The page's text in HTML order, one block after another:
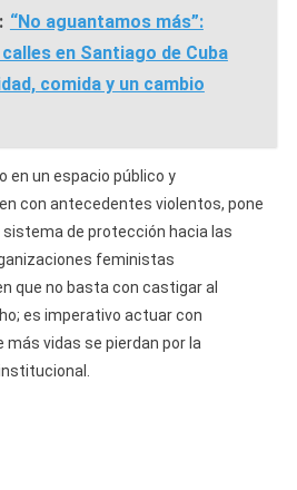
“No aguantamos más”:
en Santiago de Cuba
comida y un cambio
en un espacio público y
con antecedentes violentos, pone
de protección hacia las
feministas
que no basta con castigar al
es imperativo actuar con
vidas se pierdan por la